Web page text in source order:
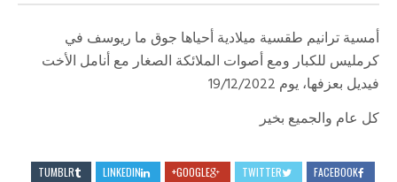
أمسية ترانيم طقسية ميلادية أحياها جوق ما ريوسف في
كرمليس للكبار ومع أصوات الملائكة الصغار مع أنامل الأخت
فيديل بعزفها، يوم 19/12/2022
كل عام والجميع بخير
FACEBOOK
TWITTER
GOOGLE+
LINKEDIN
TUMBLR